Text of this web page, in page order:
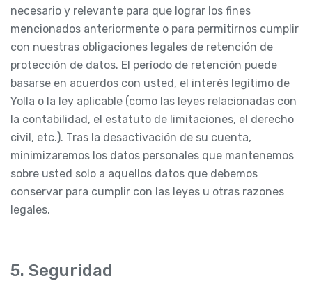
necesario y relevante para que lograr los fines
mencionados anteriormente o para permitirnos cumplir
con nuestras obligaciones legales de retención de
protección de datos. El período de retención puede
basarse en acuerdos con usted, el interés legítimo de
Yolla o la ley aplicable (como las leyes relacionadas con
la contabilidad, el estatuto de limitaciones, el derecho
civil, etc.). Tras la desactivación de su cuenta,
minimizaremos los datos personales que mantenemos
sobre usted solo a aquellos datos que debemos
conservar para cumplir con las leyes u otras razones
legales.
5. Seguridad